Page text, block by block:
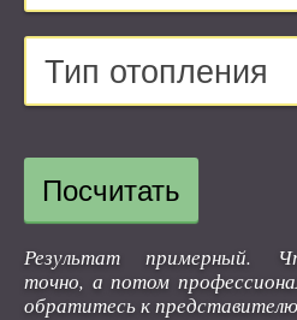
Тип отопления
Посчитать
Результат примерный.
точно, а потом
обратитесь к